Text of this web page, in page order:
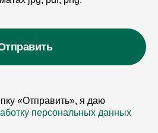
«Отправить», я даю
персональных данных